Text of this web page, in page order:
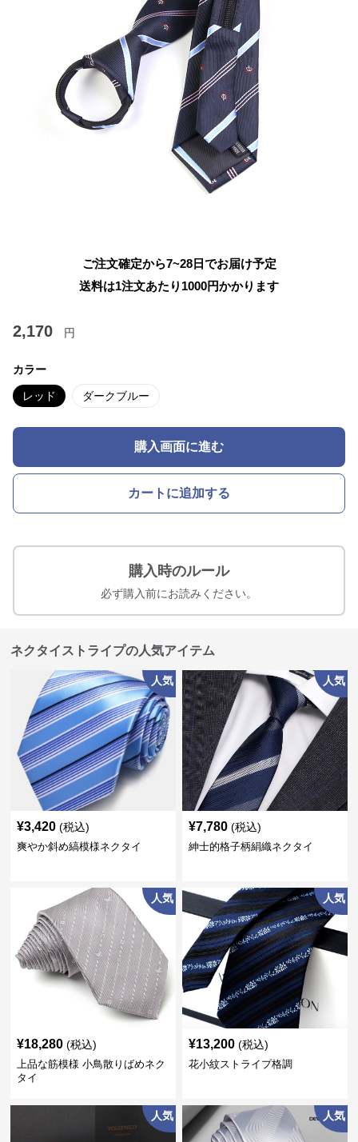
ご注文確定から7~28日でお届け予定
送料は1注文あたり 1000円かかります
2,170 円
カラー
レッド ダークブルー
購入画面に進む
カートに追加する
購入時のルール
必ず購入前にお読みください。
ネクタイストライプの人気アイテム
人気
¥3,420 (税込)
爽やか斜め縞模様ネクタイ
人気
¥7,780 (税込)
紳士的格子柄絹織ネクタイ
人気
¥18,280 (税込)
上品な筋模様 小鳥散りばめネク
タイ
人気
¥13,200 (税込)
花小紋ストライプ格調
人気 人気